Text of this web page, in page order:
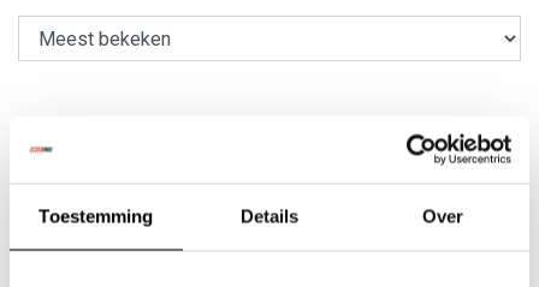
Toestemming Details Over